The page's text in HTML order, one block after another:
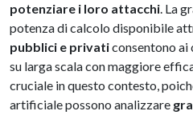
potenziare i loro attacchi. La
potenza di calcolo disponibile
pubblici e privaticonsentono ai
su larga scala con maggiore
cruciale in questo contesto,
artificiale possono analizzare